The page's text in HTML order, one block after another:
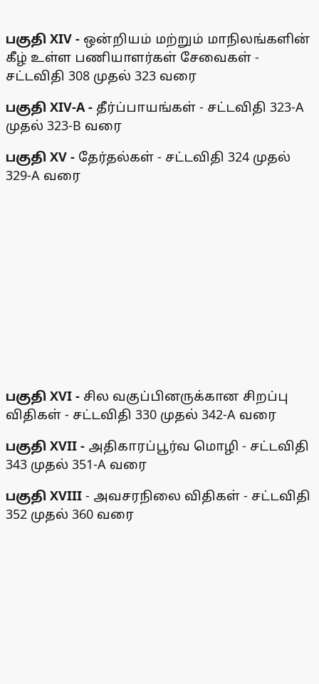
பகுதி XIV - ஒன்றியம் மற்றும் மாநிலங்களின்
கீழ் உள்ள பணியாளர்கள் சேவைகள் -
சட்டவிதி 308 முதல் 323 வரை
பகுதி XIV-A - தீர்ப்பாயங்கள் - சட்டவிதி 323-A
முதல் 323-B வரை
பகுதி XV - தேர்தல்கள் - சட்டவிதி 324 முதல்
329-A வரை
பகுதி XVI - சில வகுப்பினருக்கான சிறப்பு
விதிகள் - சட்டவிதி 330 முதல் 342-A வரை
பகுதி XVII - அதிகாரப்பூர்வ மொழி - சட்டவிதி
343 முதல் 351-A வரை
பகுதி XVIII - அவசரநிலை விதிகள் - சட்டவிதி
352 முதல் 360 வரை